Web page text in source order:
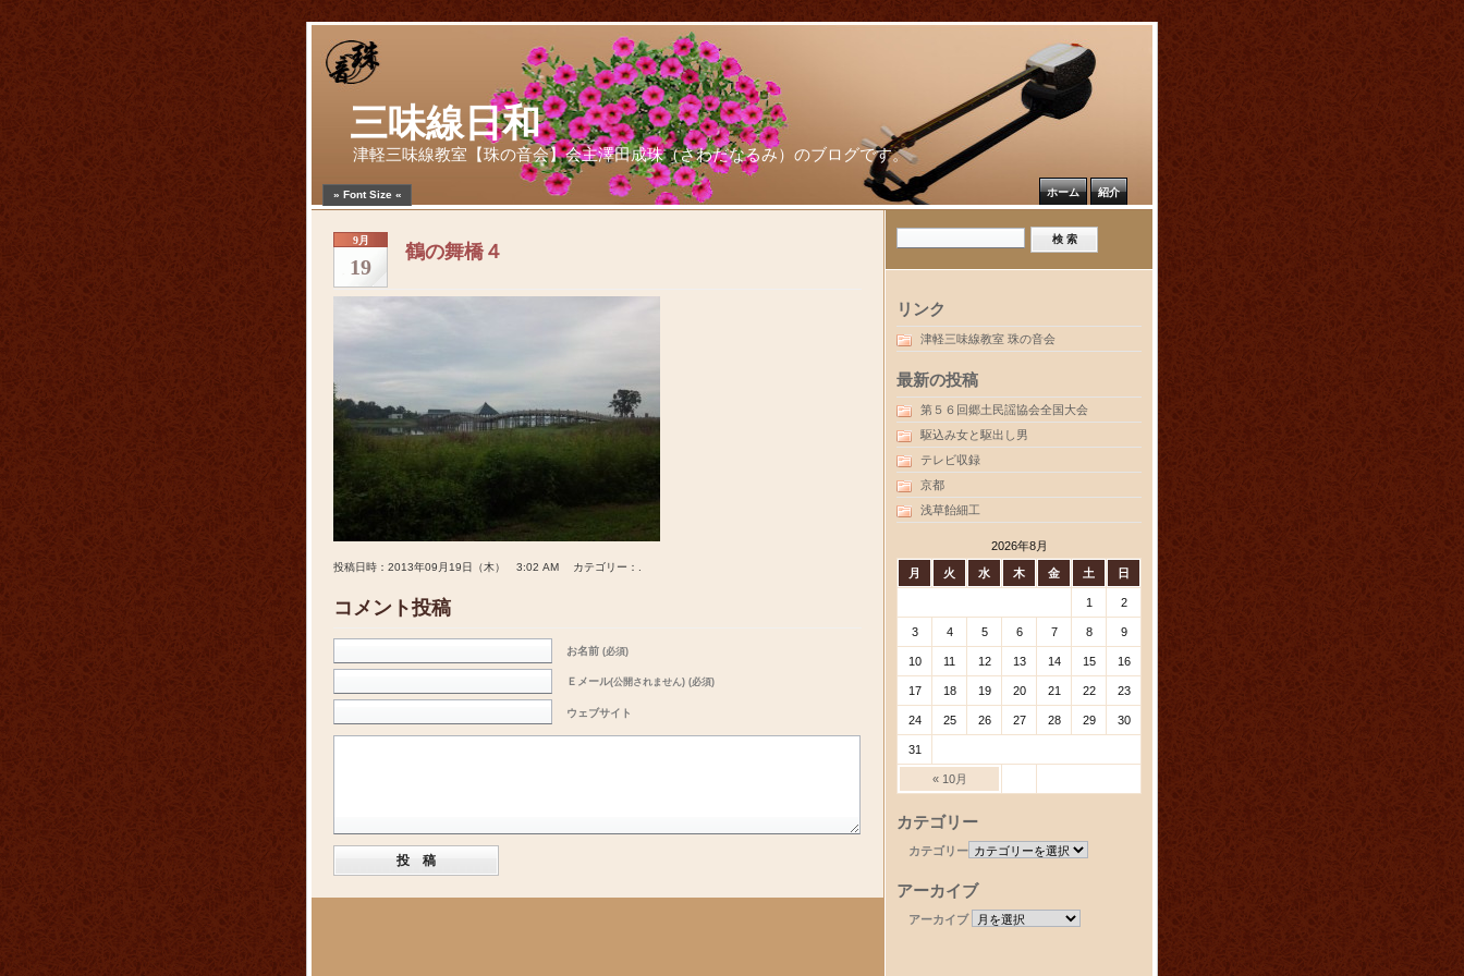
三味線日和
津軽三味線教室【珠の音会】会主澤田成珠（さわだなるみ）のブログです。
» Font Size « ホーム 紹介
9月
19
鶴の舞橋４
投稿日時：2013年09月19日（木） 3:02 AM カテゴリー：.
コメント投稿
お名前 (必須)
Ｅメール(公開されません) (必須)
ウェブサイト
リンク
津軽三味線教室 珠の音会
最新の投稿
第５６回郷土民謡協会全国大会
駆込み女と駆出し男
テレビ収録
京都
浅草飴細工
2026年8月
月 火 水 木 金 土 日
« 10月
1 2
3 4 5 6 7 8 9
10 11 12 13 14 15 16
17 18 19 20 21 22 23
24 25 26 27 28 29 30
31
カテゴリー
カテゴリー
アーカイブ
アーカイブ